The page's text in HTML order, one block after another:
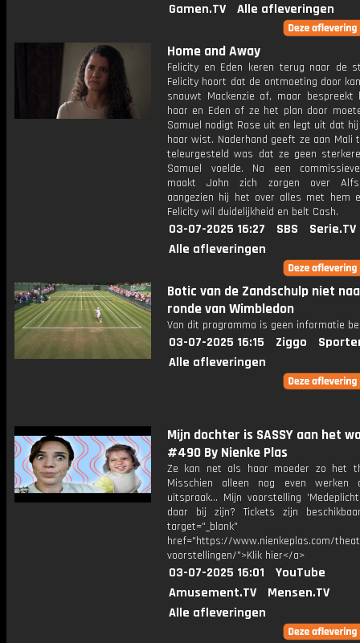
Gamen.TV
Alle afleveringen
Home and Away
Felicity en Eden keren terug naar de
Felicity hoort dat de ontmoeting door
snauwt Mackenzie af, maar
haar en Eden of ze het plan door
Samuel nodigt Rose uit en legt uit dat
haar wist. Naderhand geeft ze aan Mali
teleurgesteld was dat ze geen
Samuel voelde. Na een
maakt John zich zorgen over
aangezien hij het over alles met hem
Felicity wil duidelijkheid en belt Cash.
03-07-2025 16:27 SBS
Serie.TV
Alle afleveringen
Botic van de Zandschulp niet
ronde van Wimbledon
Van dit programma is geen informatie
03-07-2025 16:15 Ziggo
Alle afleveringen
Mijn dochter is SASSY aan het
#490 By Nienke Plas
Ze kan net als haar moeder zo het
Misschien alleen nog even werken
uitspraak… Mijn voorstelling
daar bij zijn? Tickets zijn
target="_blank"
href="https://www.nienkeplas.com/
voorstellingen/">Klik hier</a>
03-07-2025 16:01
YouTube
Amusement.TV
Mensen.TV
Alle afleveringen